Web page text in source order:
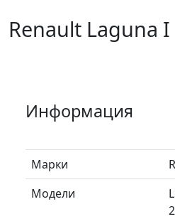
Renault Laguna
Информация
Марки
Модели